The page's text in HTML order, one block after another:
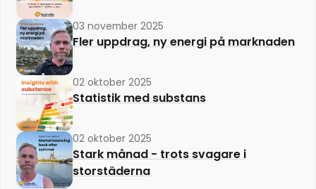
03 november 2025
Fler uppdrag, ny energi på marknaden
02 oktober 2025
Statistik med substans
02 oktober 2025
Stark månad - trots svagare i
storstäderna